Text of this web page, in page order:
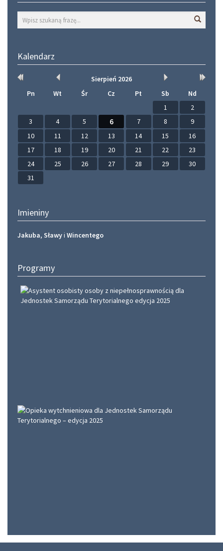
Kalendarz
Rok
Miesiąc
Sierpień 2026
Miesiąc
Rok
Pn Wt Śr Cz Pt Sb
Nd
1
2
3
4 5 6 7 8
9
10
11 12 13 14 15
16
17
18 19 20 21 22
23
24
25 26 27 28 29
30
31
Imieniny
Jakuba, Sławyi Wincentego
Programy